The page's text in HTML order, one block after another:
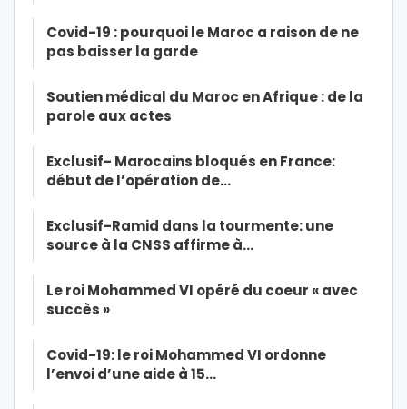
Covid-19 : pourquoi le Maroc a raison de ne
pas baisser la garde
Soutien médical du Maroc en Afrique : de la
parole aux actes
Exclusif- Marocains bloqués en France:
début de l’opération de…
Exclusif-Ramid dans la tourmente: une
source à la CNSS affirme à…
Le roi Mohammed VI opéré du coeur « avec
succès »
Covid-19: le roi Mohammed VI ordonne
l’envoi d’une aide à 15…